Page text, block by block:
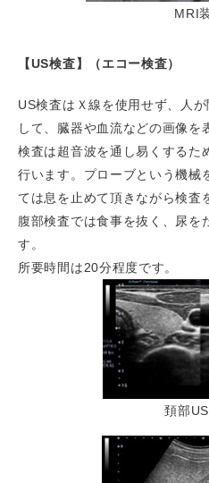
MRI
【US検査】（エコー検査）
US検査はＸ線を使用せず、人
して、臓器や血流などの画像を
検査は超音波を通し易くするた
行います。プローブという機械
ては息を止めて頂きながら検査
腹部検査では食事を抜く、尿を
す。
所要時間は20分程度です。
頚部